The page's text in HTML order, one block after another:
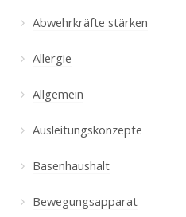
Abwehrkräfte stärken
Allergie
Allgemein
Ausleitungskonzepte
Basenhaushalt
Bewegungsapparat